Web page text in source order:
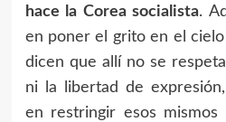
hace la Corea socialista.
en poner el grito en el
dicen que allí no se
ni la libertad de
en restringir esos mismos